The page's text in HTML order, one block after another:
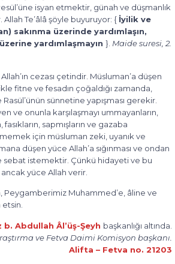
isyan etmektir, günah ve düşmanlık
Allah Te’âlâ şöyle buyuruyor: { İyilik ve
sakınma üzerinde yardımlaşın,
yardımlaşmayın }. Maide suresi, 2.
cezası çetindir. Müsluman’a düşen
fitne ve fesadın çoğaldığı zamanda,
Rasül’ünün sünnetine yapışması gerekir.
ve onunla karşılaşmayı ummayanların,
sapmışların ve gazaba
için müsluman zeki, uyanık ve
düşen yüce Allah’a sığınması ve ondan
istemektir. Çünkü hidayeti ve bu
yüce Allah verir.
Peygamberimiz Muhammed’e, âline ve
etsin.
Abdullah Âl’üş-Şeyh başkanlığı altında.
ve Fetva Daimi Komisyon başkanı.
Alifta – Fetva no. 21203